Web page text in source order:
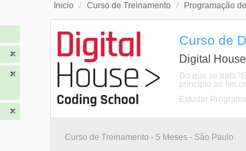
Inicio / Curso de Treinamento / Programação
Curso de
Digital
Do que se
princípio ao fim
Estudar
Curso de Treinamento - 5 Meses - São Paulo